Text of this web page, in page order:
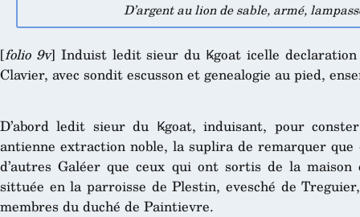
D’argent au lion de sable, armé,
[folio 9v] Induist ledit sieur du Ꝃgoat icelle
Clavier, avec sondit escusson et genealogie au pied,
D’abord ledit sieur du Ꝃgoat, induisant, pour
antienne extraction noble, la suplira de remarquer
d’autres Galéer que ceux qui ont sortis de la
sittuée en la parroisse de Plestin, evesché de
membres du duché de Paintievre.